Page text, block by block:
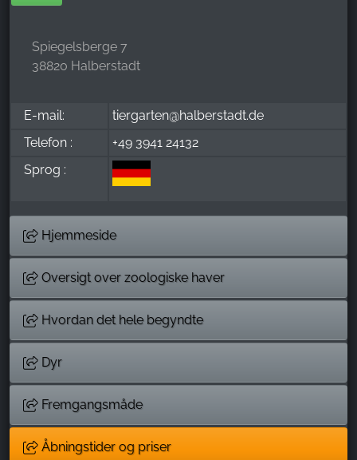
Spiegelsberge 7
38820 Halberstadt
E-mail:
tiergarten@halberstadt.de
Telefon :
+49 3941 24132
Sprog :
Hjemmeside
Oversigt over zoologiske haver
Hvordan det hele begyndte
Dyr
Fremgangsmåde
Åbningstider og priser